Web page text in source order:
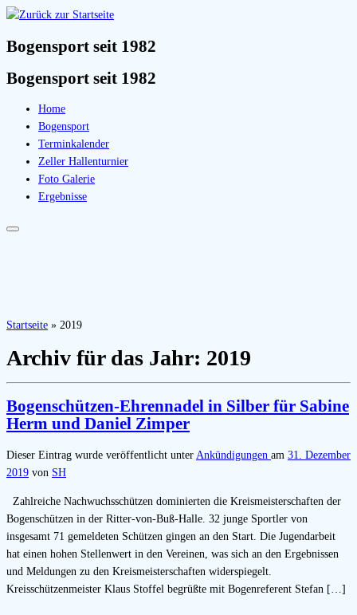
Bogensport seit 1982
Bogensport seit 1982
Home
Bogensport
Terminkalender
Zeller Hallenturnier
Foto Galerie
Ergebnisse
Startseite » 2019
Archiv für das Jahr: 2019
Bogenschützen-Ehrennadel in Silber für Sabine
Herm und Daniel Zimper
Dieser Eintrag wurde veröffentlicht unter Ankündigungen am 31. Dezember
2019 von SH
Zahlreiche Nachwuchsschützen dominierten die Kreismeisterschaften der
Bogenschützen in der Ritter-von-Buß-Halle. 32 junge Sportler von
insgesamt 71 gemeldeten Schützen gingen an den Start. Die Jugendarbeit
hat einen hohen Stellenwert in den Vereinen, was sich an den Ergebnissen
und Meldungen zu den Kreismeisterschaften widerspiegelt.
Kreisschützenmeister Klaus Stoffel begrüßte mit Bogenreferent Stefan […]